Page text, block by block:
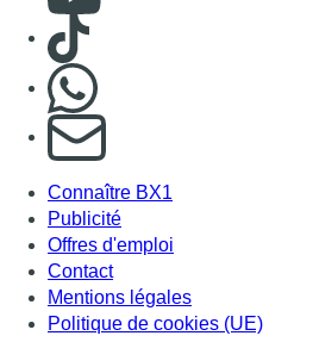
Consulter TikTok
S'abonner à notre
Connaître BX1
Publicité
Offres d'emploi
Contact
Mentions légales
Politique de cookies (UE)